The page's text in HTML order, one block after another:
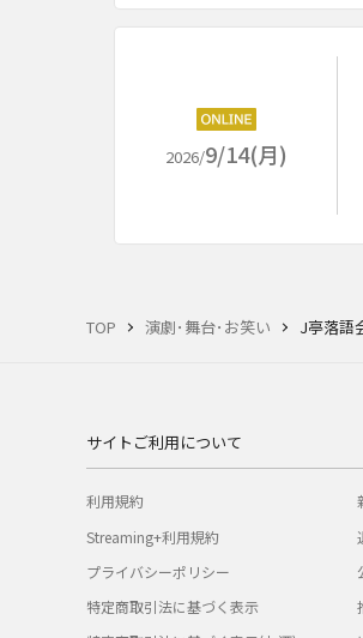
TOP 演劇･舞台･お笑い J亭落語
2026/9/14(月)
サイトご利用について
利用規約
Streaming+利用規約
プライバシーポリシー
特定商取引法に基づく表示